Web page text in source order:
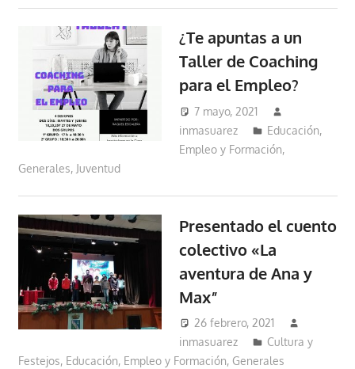
¿Te apuntas a un
Taller de Coaching
para el Empleo?
7 mayo, 2021
inmasuarez
Educación,
Empleo y Formación,
Generales, Juventud
Presentado el cuento
colectivo «La
aventura de Ana y
Max”
26 febrero, 2021
inmasuarez
Cultura y
Festejos, Educación, Empleo y Formación, Generales